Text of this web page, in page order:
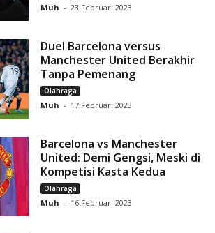
Muh - 23 Februari 2023
Duel Barcelona versus
Manchester United Berakhir
Tanpa Pemenang
Olahraga
Muh - 17 Februari 2023
Barcelona vs Manchester
United: Demi Gengsi, Meski di
Kompetisi Kasta Kedua
Olahraga
Muh - 16 Februari 2023